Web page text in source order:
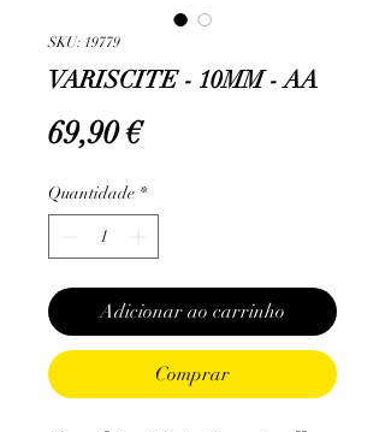
SKU: 19779
VARISCITE - 10MM - AA
69,90 €Preço
Quantidade *
Adicionar ao carrinho
Comprar